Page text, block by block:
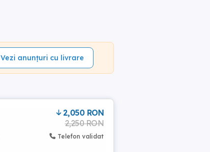
Vezi anunțuri cu livrare
2,050 RON
2,250 RON
Telefon validat